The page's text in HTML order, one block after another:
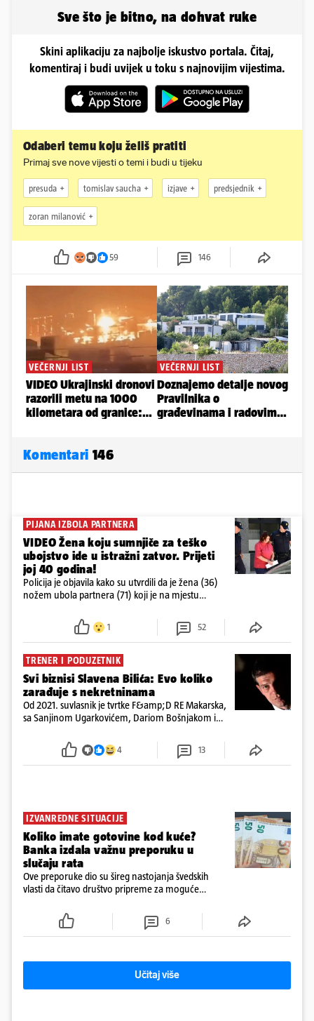
Sve što je bitno, na dohvat ruke
Skini aplikaciju za najbolje iskustvo portala. Čitaj,
komentiraj i budi uvijek u toku s najnovijim vijestima.
Odaberi temu koju želiš pratiti
Primaj sve nove vijesti o temi i budi u tijeku
presuda tomislav saucha izjave predsjednik
zoran milanović
59 146
Komentari 146
PIJANA IZBOLA PARTNERA
VIDEO Žena koju sumnjiče za teško
ubojstvo ide u istražni zatvor. Prijeti
joj 40 godina!
Policija je objavila kako su utvrdili da je žena (36)
nožem ubola partnera (71) koji je na mjestu
ispitali i poslali u istražni zatvor
1 52
TRENER I PODUZETNIK
Svi biznisi Slavena Bilića: Evo koliko
zarađuje s nekretninama
Od 2021. suvlasnik je tvrtke F&amp;D RE Makarska,
sa Sanjinom Ugarkovićem, Dariom Bošnjakom i
poslovanje nekretninama, a od osnutka nema
zaposlenih
4 13
IZVANREDNE SITUACIJE
Koliko imate gotovine kod kuće?
Banka izdala važnu preporuku u
slučaju rata
Ove preporuke dio su šireg nastojanja švedskih
vlasti da čitavo društvo pripreme za moguće
6
Učitaj više